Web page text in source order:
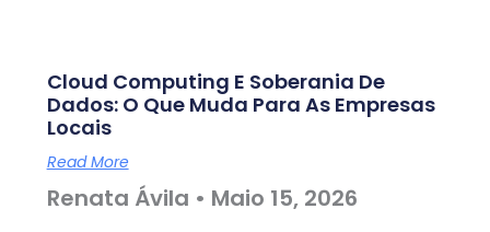
Cloud Computing E Soberania De
Dados: O Que Muda Para As Empresas
Locais
Read More
Renata Ávila Maio 15, 2026